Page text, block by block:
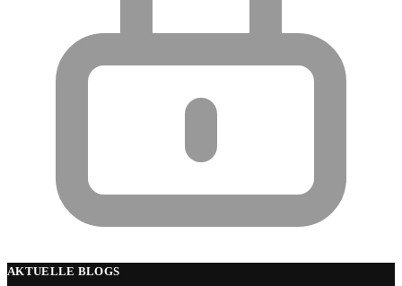
AKTUELLE BLOGS